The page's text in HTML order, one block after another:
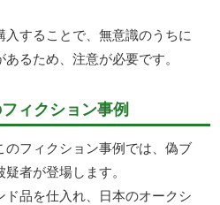
することで、無意識のうちに
るため、注意が必要です。
ィクション事例
フィクション事例では、偽ブ
者が登場します。
品を仕入れ、日本のオークシ